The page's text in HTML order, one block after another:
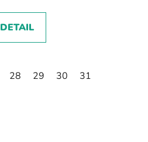
DETAIL
28 29 30 31